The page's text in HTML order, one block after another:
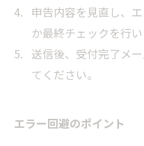
申告内容を見直し、
か最終チェックを行い
送信後、受付完了メ
てください。
エラー回避のポイント